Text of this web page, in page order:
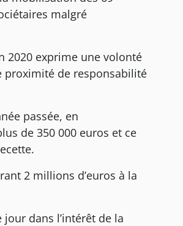
malgré
2020 exprime une volonté
proximité de responsabilité
passée, en
de 350 000 euros et ce
2 millions d’euros à la
dans l’intérêt de la